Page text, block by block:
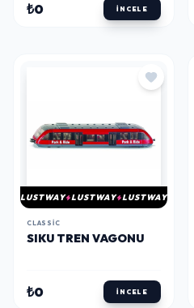
₺0 İNCELE
LUSTWAY LUSTWAY LUSTWAY
CLASSIC
SIKU TREN VAGONU
₺0 İNCELE